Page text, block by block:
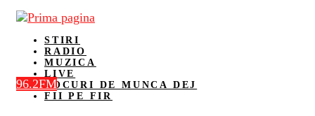
STIRI
RADIO
MUZICA
LIVE
LOCURI DE MUNCA DEJ
FII PE FIR
96.2FM